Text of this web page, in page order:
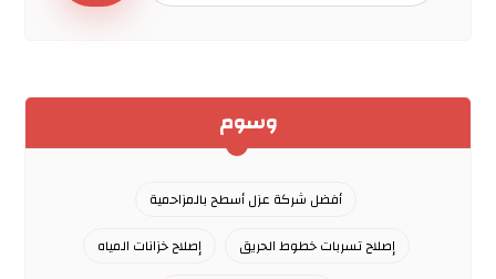
وسوم
أفضل شركة عزل أسطح بالمزاحمية
إصلاح تسربات خطوط الحريق
إصلاح خزانات المياه